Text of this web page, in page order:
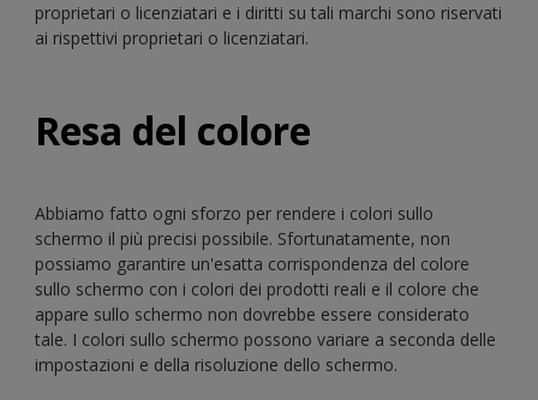
proprietari o licenziatari e i diritti su tali marchi sono riservati
ai rispettivi proprietari o licenziatari.
Resa del colore
Abbiamo fatto ogni sforzo per rendere i colori sullo
schermo il più precisi possibile. Sfortunatamente, non
possiamo garantire un'esatta corrispondenza del colore
sullo schermo con i colori dei prodotti reali e il colore che
appare sullo schermo non dovrebbe essere considerato
tale. I colori sullo schermo possono variare a seconda delle
impostazioni e della risoluzione dello schermo.